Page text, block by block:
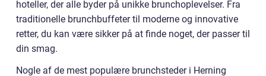
hoteller, der alle byder på unikke brunchoplevelser. Fra
traditionelle brunchbuffeter til moderne og innovative
retter, du kan være sikker på at finde noget, der passer til
din smag.
Nogle af de mest populære brunchsteder i Herning